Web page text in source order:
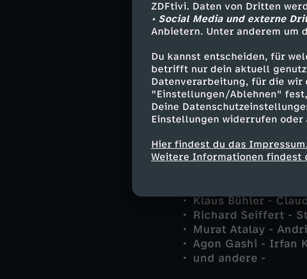
ZDFtivi. Daten von Dritten
• Social Media und externe
Anbietern. Unter anderem um
Du kannst entscheiden, für
betrifft nur dein aktuell
Datenverarbeitung, für die wir
"Einstellungen/Ablehnen"
Deine
Einstellungen widerrufen oder
Hier findest du das Impressum.
Weitere Informationen findest
Darsteller
Joachim "Jo" Stoll
Rico Sander -
Selma Kirsch - Yve
Michael Kaiser -
Karl "Schrotti"
Jan Arnaud - Mike
Benedikt Förster -
Robert Lang -
Klaus Bühler -
Richard Seiffert -
Murat Atalay -
Agon Gashi - Irfan
und andere -